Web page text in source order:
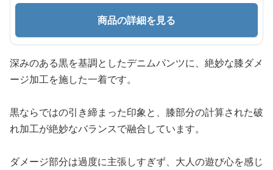
商品の詳細を見る
深みのある黒を基調としたデニムパンツに、絶妙な膝ダメ
ージ加工を施した一着です。
黒ならではの引き締まった印象と、膝部分の計算された破
れ加工が絶妙なバランスで融合しています。
ダメージ部分は過度に主張しすぎず、大人の遊び心を感じ